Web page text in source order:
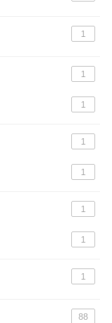
1
1
1
1
1
1
1
1
88